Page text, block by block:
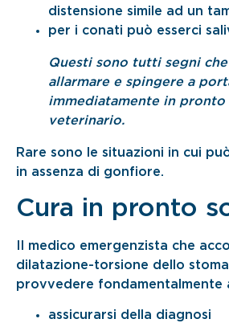
distensione simile ad un
per i conati può esserci
Questi sono tutti segni
allarmare e spingere a
immediatamente in pronto
veterinario.
Rare sono le situazioni in cui
in assenza di gonfiore.
Cura in pronto
Il medico emergenzista che
dilatazione-torsione dello
provvedere fondamentalmente
assicurarsi della diagnosi